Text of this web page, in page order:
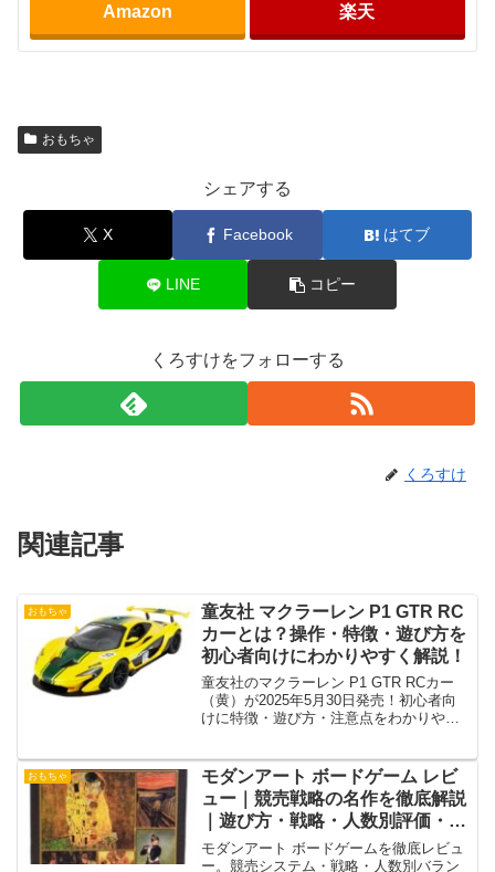
Amazon 楽天
おもちゃ
シェアする
X Facebook はてブ
LINE コピー
くろすけをフォローする
くろすけ
関連記事
おもちゃ
童友社 マクラーレン P1 GTR RC
カーとは？操作・特徴・遊び方を
初心者向けにわかりやすく解説！
童友社のマクラーレン P1 GTR RCカー
（黄）が2025年5月30日発売！初心者向
けに特徴・遊び方・注意点をわかりやす
おもちゃ
モダンアート ボードゲーム レビ
ュー｜競売戦略の名作を徹底解説
｜遊び方・戦略・人数別評価・中
国語版注意点まで完全網羅
モダンアート ボードゲームを徹底レビュ
ー。競売システム・戦略・人数別バラン